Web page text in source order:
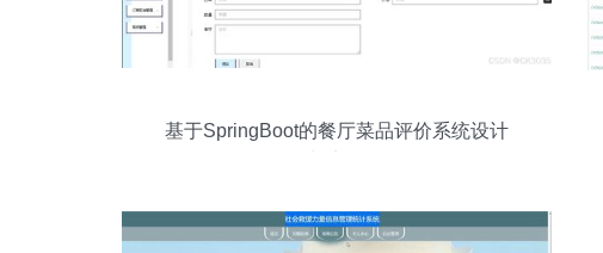
基于SpringBoot的餐厅菜品评价系统设计